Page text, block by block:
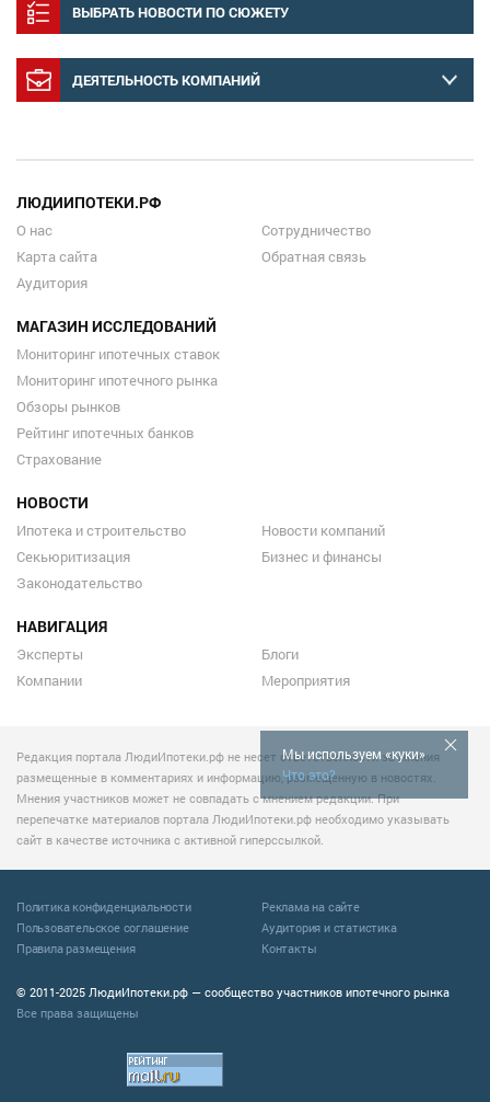
ВЫБРАТЬ НОВОСТИ ПО СЮЖЕТУ
ДЕЯТЕЛЬНОСТЬ КОМПАНИЙ
Мы используем «куки»
Что это?
ЛЮДИИПОТЕКИ.РФ
О нас
Карта сайта
Аудитория
Сотрудничество
Обратная связь
МАГАЗИН ИССЛЕДОВАНИЙ
Мониторинг ипотечных ставок
Мониторинг ипотечного рынка
Обзоры рынков
Рейтинг ипотечных банков
Страхование
НОВОСТИ
Ипотека и строительство
Секьюритизация
Законодательство
Новости компаний
Бизнес и финансы
НАВИГАЦИЯ
Эксперты
Компании
Блоги
Мероприятия
Редакция портала ЛюдиИпотеки.рф не несет ответственности за мнения
размещенные в комментариях и информацию, размещенную в новостях.
Мнения участников может не совпадать с мнением редакции. При
перепечатке материалов портала ЛюдиИпотеки.рф необходимо указывать
сайт в качестве источника с активной гиперссылкой.
© 2011-2025 ЛюдиИпотеки.рф — сообщество участников ипотечного рынка
Все права защищены
Политика конфиденциальности
Пользовательское соглашение
Правила размещения
Реклама на сайте
Аудитория и статистика
Контакты